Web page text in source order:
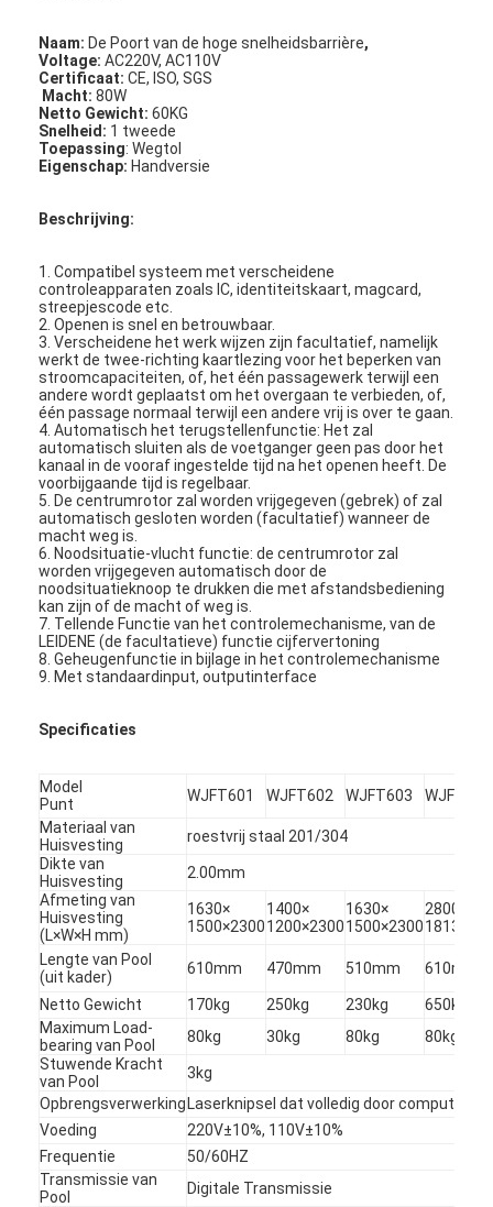
Thuis
Naam: De Poort van de hoge snelheidsbarrière,
Voltage: AC220V, AC110V
Certificaat: CE, ISO, SGS
Macht: 80W
Netto Gewicht: 60KG
Snelheid: 1 tweede
Toepassing: Wegtol
Eigenschap: Handversie
Beschrijving:
1. Compatibel systeem met verscheidene
controleapparaten zoals IC, identiteitskaart, magcard,
streepjescode etc.
2. Openen is snel en betrouwbaar.
3. Verscheidene het werk wijzen zijn facultatief, namelijk
werkt de twee-richting kaartlezing voor het beperken van
stroomcapaciteiten, of, het één passagewerk terwijl een
andere wordt geplaatst om het overgaan te verbieden, of,
één passage normaal terwijl een andere vrij is over te gaan.
4. Automatisch het terugstellenfunctie: Het zal
automatisch sluiten als de voetganger geen pas door het
kanaal in de vooraf ingestelde tijd na het openen heeft. De
voorbijgaande tijd is regelbaar.
5. De centrumrotor zal worden vrijgegeven (gebrek) of zal
automatisch gesloten worden (facultatief) wanneer de
macht weg is.
6. Noodsituatie-vlucht functie: de centrumrotor zal
worden vrijgegeven automatisch door de
noodsituatieknoop te drukken die met afstandsbediening
kan zijn of de macht of weg is.
7. Tellende Functie van het controlemechanisme, van de
LEIDENE (de facultatieve) functie cijfervertoning
8. Geheugenfunctie in bijlage in het controlemechanisme
9. Met standaardinput, outputinterface
Specificaties
Model
Punt
WJFT601 WJFT602 WJFT603
WJFT610
Materiaal van
Huisvesting
roestvrij staal 201/304
Dikte van
Huisvesting
2.00mm
Afmeting van
Huisvesting
(L×W×H mm)
1630×
1500×2300
1400×
1200×2300
1630×
1500×2300
2800×
Lengte van Pool
(uit kader)
610mm 470mm 510mm 610mm
Netto Gewicht 170kg 250kg 230kg
650kg
Maximum Load-
bearing van Pool
80kg 30kg 80kg
80kg
Stuwende Kracht
van Pool
3kg
Opbrengsverwerking Laserknipsel dat volledig door computer
Voeding
220V±10%, 110V±10%
Frequentie
50/60HZ
Transmissie van
Pool
Digitale Transmissie